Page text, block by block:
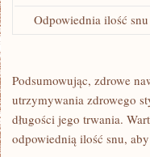
Odpowiednia ilość snu
Podsumowując, zdrowe
utrzymywania zdrowego
długości‌ jego⁤ trwania.
odpowiednią ilość snu,